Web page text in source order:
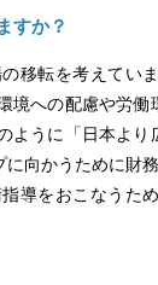
すか？
移転を考えてい
境への配慮や労
ように「日本よ
向かうために財
導をおこなうた